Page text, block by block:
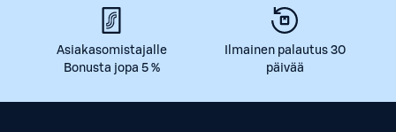
Asiakasomistajalle
Bonusta jopa 5 %
Ilmainen palautus 30
päivää